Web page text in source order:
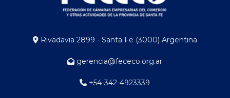
Rivadavia 2899 - Santa Fe (3000) Argentina
gerencia@fececo.org.ar
+54-342-4923339